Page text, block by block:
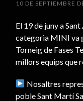
10 DE SEPTIEMBRE
El 19 de juny a
categoria MINI va
Torneig de Fases
millors equips que
Nosaltres
poble Sant Martí